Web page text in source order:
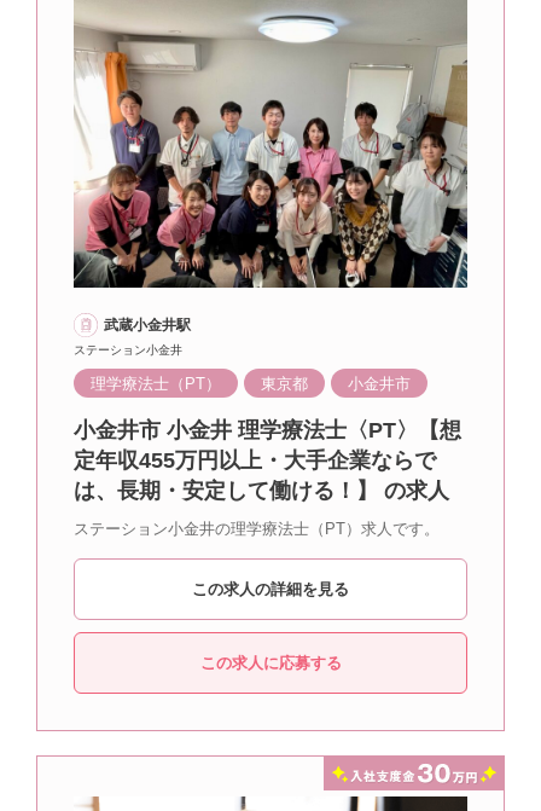
武蔵小金井駅
ステーション小金井
理学療法士（PT） 東京都 小金井市
小金井市 小金井 理学療法士〈PT〉【想
定年収455万円以上・大手企業ならで
は、長期・安定して働ける！】 の求人
ステーション小金井の理学療法士（PT）求人です。
この求人の詳細を見る
この求人に応募する